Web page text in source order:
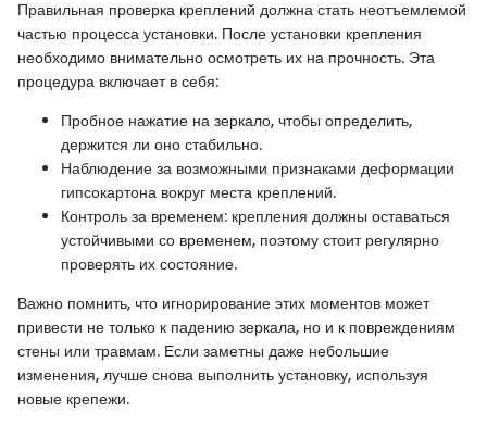
Правильная проверка креплений должна стать неотъемлемой
частью процесса установки. После установки крепления
необходимо внимательно осмотреть их на прочность. Эта
процедура включает в себя:
Пробное нажатие на зеркало, чтобы определить,
держится ли оно стабильно.
Наблюдение за возможными признаками деформации
гипсокартона вокруг места креплений.
Контроль за временем: крепления должны оставаться
устойчивыми со временем, поэтому стоит регулярно
проверять их состояние.
Важно помнить, что игнорирование этих моментов может
привести не только к падению зеркала, но и к повреждениям
стены или травмам. Если заметны даже небольшие
изменения, лучше снова выполнить установку, используя
новые крепежи.